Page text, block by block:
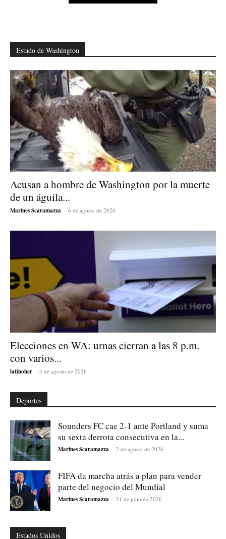
Estado de Washington
Acusan a hombre de Washington por la muerte
de un águila...
Marines Scaramazza - 6 de agosto de 2026
Elecciones en WA: urnas cierran a las 8 p.m.
con varios...
latinoher - 4 de agosto de 2026
Deportes
Sounders FC cae 2-1 ante Portland y suma
su sexta derrota consecutiva en la...
Marines Scaramazza - 2 de agosto de 2026
FIFA da marcha atrás a plan para vender
parte del negocio del Mundial
Marines Scaramazza - 31 de julio de 2026
Estados Unidos